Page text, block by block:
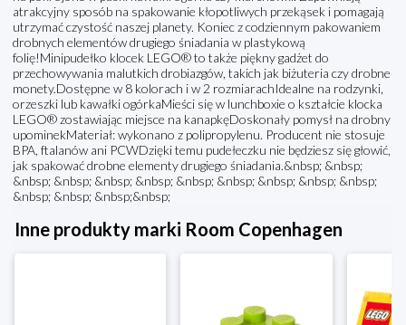
atrakcyjny sposób na spakowanie kłopotliwych przekąsek i pomagają
utrzymać czystość naszej planety. Koniec z codziennym pakowaniem
drobnych elementów drugiego śniadania w plastykową
folię!Minipudełko klocek LEGO® to także piękny gadżet do
przechowywania malutkich drobiazgów, takich jak biżuteria czy drobne
monety.Dostępne w 8 kolorach i w 2 rozmiarachIdealne na rodzynki,
orzeszki lub kawałki ogórkaMieści się w lunchboxie o kształcie klocka
LEGO® zostawiając miejsce na kanapkęDoskonały pomysł na drobny
upominekMateriał: wykonano z polipropylenu. Producent nie stosuje
BPA, ftalanów ani PCWDzięki temu pudełeczku nie będziesz się głowić,
jak spakować drobne elementy drugiego śniadania.&nbsp; &nbsp;
&nbsp; &nbsp; &nbsp; &nbsp; &nbsp; &nbsp; &nbsp; &nbsp; &nbsp;
&nbsp; &nbsp; &nbsp;&nbsp;
Inne produkty marki Room Copenhagen